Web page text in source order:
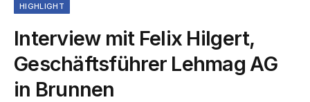
HIGHLIGHT
Interview mit Felix Hilgert,
Geschäftsführer Lehmag AG
in Brunnen